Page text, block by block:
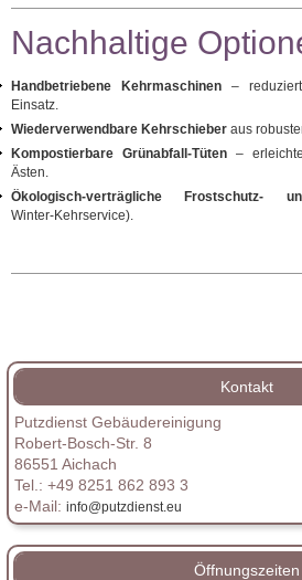
Nachhaltige
Handbetriebene Kehrmaschinen –
Einsatz.
Wiederverwendbare Kehrschieber aus
Kompostierbare Grünabfall‑Tüten –
Ästen.
Ökologisch‑verträgliche Frostschutz‑
Winter‑Kehrservice).
Kontakt
Putzdienst Gebäudereinigung
Robert-Bosch-Str. 8
86551 Aichach
Tel.: +49 8251 862 893 3
e-Mail: info@putzdienst.eu
Öffnungszeiten